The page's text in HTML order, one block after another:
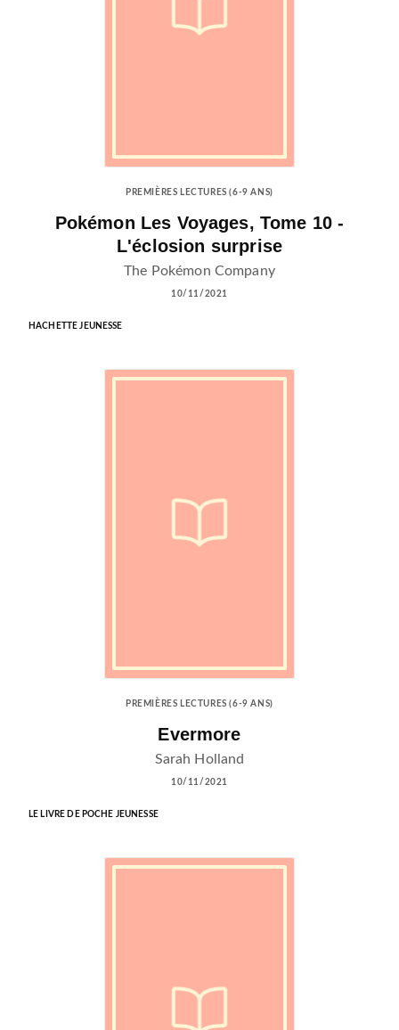
PREMIÈRES LECTURES (6-9 ANS)
Pokémon Les Voyages, Tome 10 -
L'éclosion surprise
The Pokémon Company
10/11/2021
HACHETTE JEUNESSE
PREMIÈRES LECTURES (6-9 ANS)
Evermore
Sarah Holland
10/11/2021
LE LIVRE DE POCHE JEUNESSE